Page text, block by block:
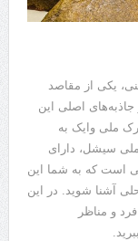
یکی از مقاصد
اصلی این
ملی وایک به
سیشل، دارای
است که به شما این
آشنا شوید. در این
و مناظر